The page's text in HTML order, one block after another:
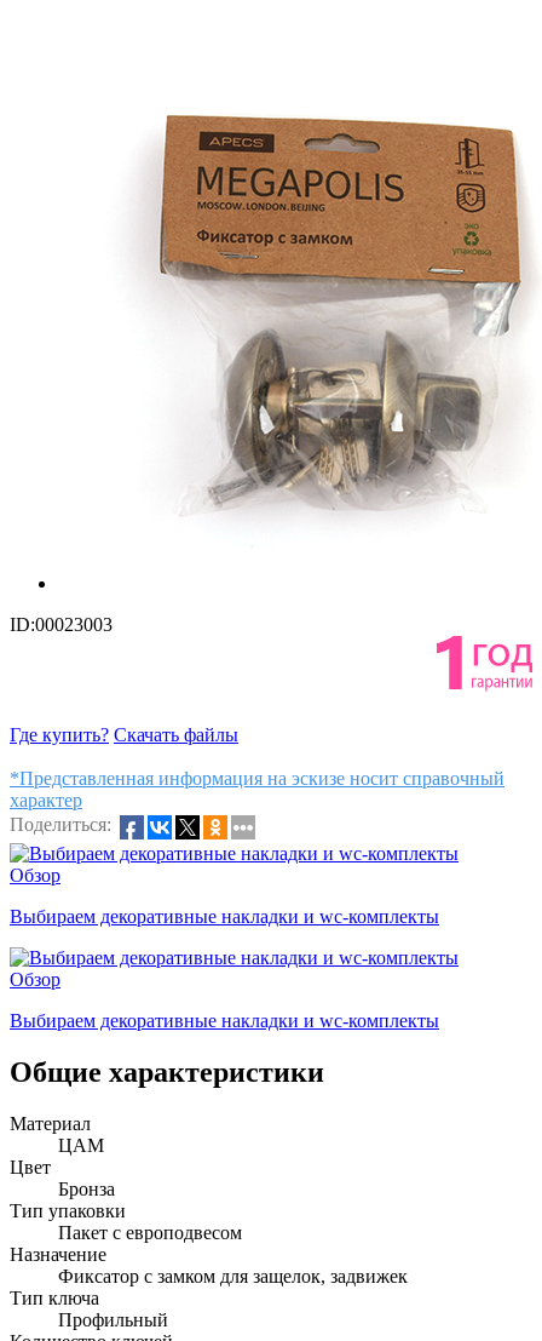
ID:00023003
Где купить? Скачать файлы
*Представленная информация на эскизе носит справочный
характер
Поделиться:
Обзор
Выбираем декоративные накладки и wc-комплекты
Обзор
Выбираем декоративные накладки и wc-комплекты
Общие характеристики
Материал
ЦАМ
Цвет
Бронза
Тип упаковки
Пакет с европодвесом
Назначение
Фиксатор с замком для защелок, задвижек
Тип ключа
Профильный